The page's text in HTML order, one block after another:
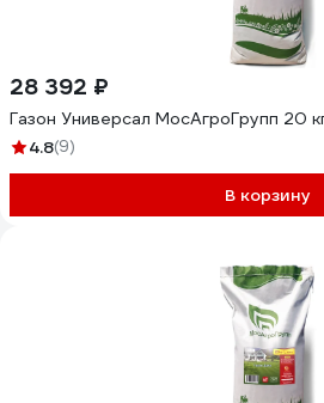
28 392 ₽
Газон Универсал МосАгроГрупп 20
4.8(9)
В корзину